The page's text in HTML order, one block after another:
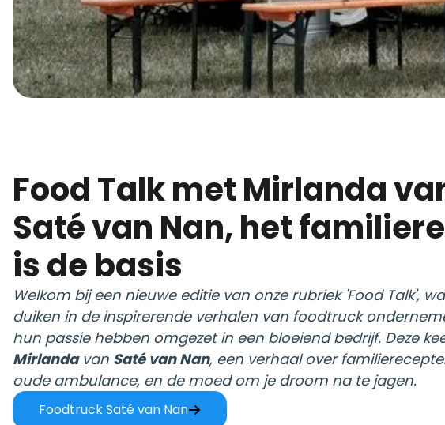
Food Talk met Mirlanda van
Saté van Nan, het
is de basis
Welkom bij een nieuwe editie van onze rubriek 'Food Talk',
duiken in de inspirerende verhalen van foodtruck
hun passie hebben omgezet in een bloeiend bedrijf. Deze
Mirlandavan Saté van Nan, een verhaal over
oude ambulance, en de moed om je droom na te jagen.
Foodtruck Saté van Nan